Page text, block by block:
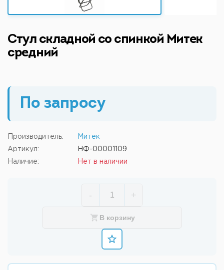
Стул складной со спинкой Митек
средний
По запросу
Производитель: Митек
Артикул: НФ-00001109
Наличие: Нет в наличии
- +
В корзину